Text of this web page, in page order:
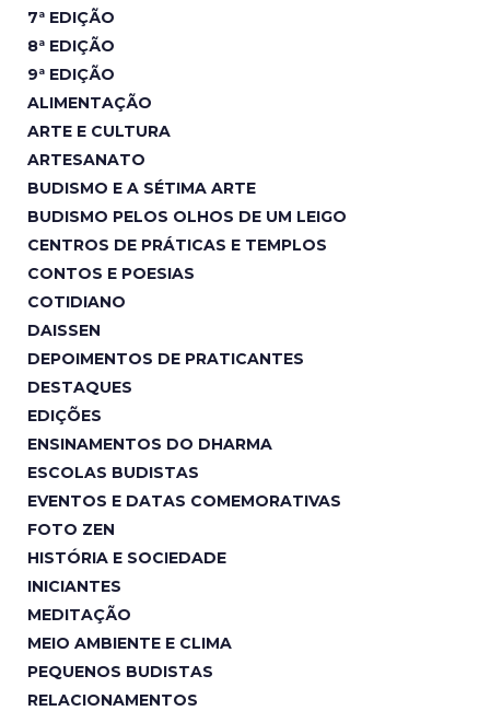
7ª EDIÇÃO
8ª EDIÇÃO
9ª EDIÇÃO
ALIMENTAÇÃO
ARTE E CULTURA
ARTESANATO
BUDISMO E A SÉTIMA ARTE
BUDISMO PELOS OLHOS DE UM LEIGO
CENTROS DE PRÁTICAS E TEMPLOS
CONTOS E POESIAS
COTIDIANO
DAISSEN
DEPOIMENTOS DE PRATICANTES
DESTAQUES
EDIÇÕES
ENSINAMENTOS DO DHARMA
ESCOLAS BUDISTAS
EVENTOS E DATAS COMEMORATIVAS
FOTO ZEN
HISTÓRIA E SOCIEDADE
INICIANTES
MEDITAÇÃO
MEIO AMBIENTE E CLIMA
PEQUENOS BUDISTAS
RELACIONAMENTOS